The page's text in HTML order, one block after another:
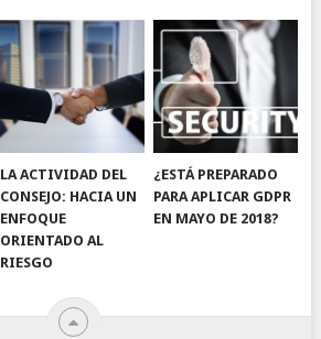
LA ACTIVIDAD DEL
CONSEJO: HACIA UN
ENFOQUE
ORIENTADO AL
RIESGO
¿ESTÁ PREPARADO
PARA APLICAR GDPR
EN MAYO DE 2018?